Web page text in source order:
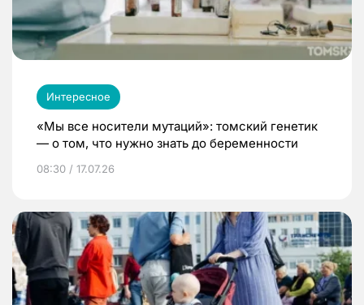
Интересное
«Мы все носители мутаций»: томский генетик
— о том, что нужно знать до беременности
08:30 / 17.07.26